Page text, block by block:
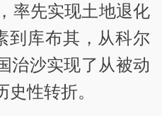
率先实现土地退化
到库布其，从科尔
治沙实现了从被动
性转折。